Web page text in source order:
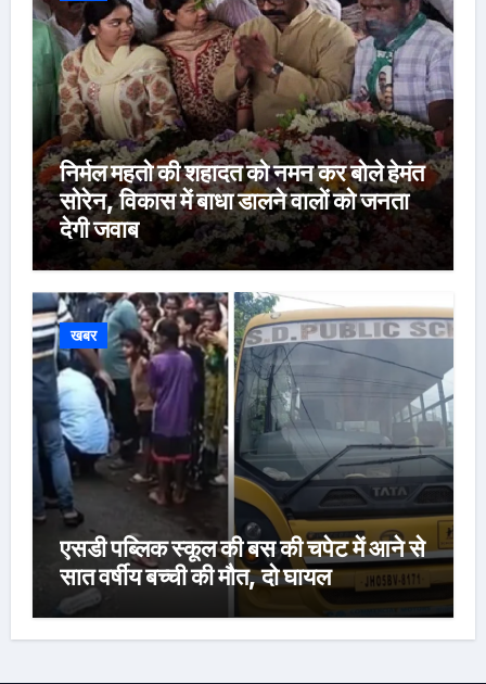
निर्मल महतो की शहादत को नमन कर बोले हेमंत
सोरेन, विकास में बाधा डालने वालों को जनता
देगी जवाब
खबर
एसडी पब्लिक स्कूल की बस की चपेट में आने से
सात वर्षीय बच्ची की मौत, दो घायल